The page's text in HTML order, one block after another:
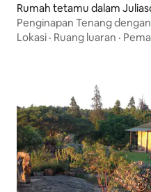
Rumah tetamu dalam
Penginapan Tenang
Lokasi · Ruang luaran ·